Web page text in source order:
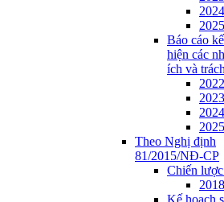
2024
2025
Báo cáo
hiện các
ích và
2022
2023
2024
2025
Theo Nghị định
81/2015/NĐ-CP
Chiến
Kế hoạch